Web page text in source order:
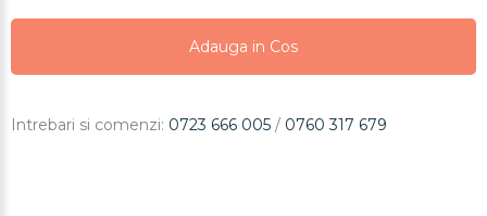
Adauga in Cos
Adauga in Cos
Intrebari si comenzi: 0723 666 005 / 0760 317 679